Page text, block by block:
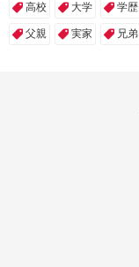
高校 大学 学歴
父親 実家 兄弟